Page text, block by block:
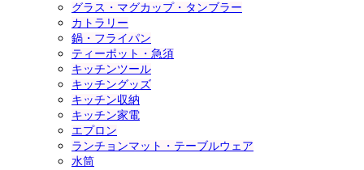
グラス・マグカップ・タンブラー
カトラリー
鍋・フライパン
ティーポット・急須
キッチンツール
キッチングッズ
キッチン収納
キッチン家電
エプロン
ランチョンマット・テーブルウェア
水筒